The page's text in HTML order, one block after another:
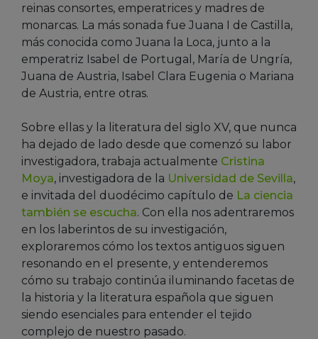
reinas consortes, emperatrices y madres de
monarcas. La más sonada fue Juana I de Castilla,
más conocida como Juana la Loca, junto a la
emperatriz Isabel de Portugal, María de Ungría,
Juana de Austria, Isabel Clara Eugenia o Mariana
de Austria, entre otras.
Sobre ellas y la literatura del siglo XV, que nunca
ha dejado de lado desde que comenzó su labor
investigadora, trabaja actualmente Cristina
Moya, investigadora de la Universidad de Sevilla,
e invitada del duodécimo capítulo de La ciencia
también se escucha. Con ella nos adentraremos
en los laberintos de su investigación,
exploraremos cómo los textos antiguos siguen
resonando en el presente, y entenderemos
cómo su trabajo continúa iluminando facetas de
la historia y la literatura española que siguen
siendo esenciales para entender el tejido
complejo de nuestro pasado.